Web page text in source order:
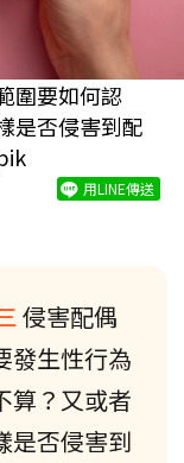
圍要如何認
是否侵害到配
用LINE傳送
侵害配偶
發生性行為
算？又或者
是否侵害到